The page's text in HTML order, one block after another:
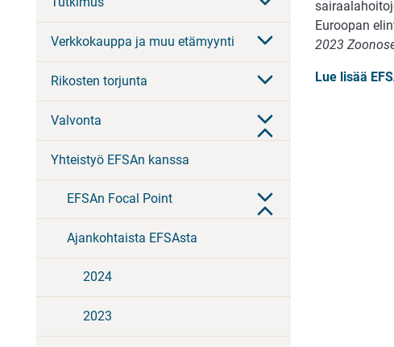
Verkkokauppa ja muu etämyynti
Rikosten torjunta
Valvonta
Yhteistyö EFSAn kanssa
EFSAn Focal Point
Ajankohtaista EFSAsta
2024
2023
Euroopan
2023
Lue lisää